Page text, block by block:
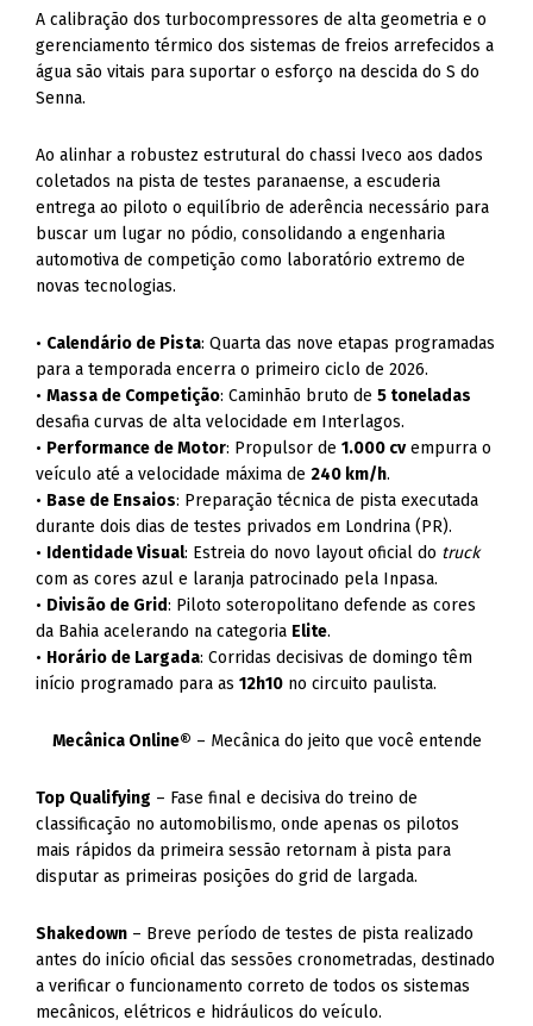
A calibração dos turbocompressores de alta geometria e o
gerenciamento térmico dos sistemas de freios arrefecidos a
água são vitais para suportar o esforço na descida do S do
Senna.
Ao alinhar a robustez estrutural do chassi Iveco aos dados
coletados na pista de testes paranaense, a escuderia
entrega ao piloto o equilíbrio de aderência necessário para
buscar um lugar no pódio, consolidando a engenharia
automotiva de competição como laboratório extremo de
novas tecnologias.
• Calendário de Pista: Quarta das nove etapas programadas
para a temporada encerra o primeiro ciclo de 2026.
•Massa de Competição: Caminhão bruto de5 toneladas
desafia curvas de alta velocidade em Interlagos.
• Performance de Motor: Propulsor de1.000 cvempurra o
veículo até a velocidade máxima de240 km/h.
• Base de Ensaios: Preparação técnica de pista executada
durante dois dias de testes privados em Londrina (PR).
• Identidade Visual: Estreia do novo layout oficial do truck
com as cores azul e laranja patrocinado pela Inpasa.
• Divisão de Grid: Piloto soteropolitano defende as cores
da Bahia acelerando na categoria Elite.
• Horário de Largada: Corridas decisivas de domingo têm
início programado para as12h10 no circuito paulista.
Mecânica Online® – Mecânica do jeito que você entende
Top Qualifying – Fase final e decisiva do treino de
classificação no automobilismo, onde apenas os pilotos
mais rápidos da primeira sessão retornam à pista para
disputar as primeiras posições do grid de largada.
Shakedown – Breve período de testes de pista realizado
antes do início oficial das sessões cronometradas, destinado
a verificar o funcionamento correto de todos os sistemas
mecânicos, elétricos e hidráulicos do veículo.